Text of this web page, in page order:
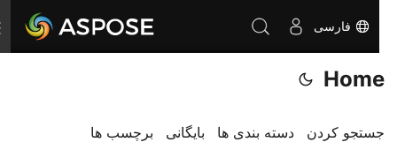
فارسی
Home
جستجو کردن دسته بندی ها بایگانی برچسب ها